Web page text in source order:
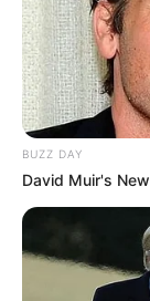
BUZZ DAY
David Muir's